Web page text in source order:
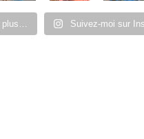
plus… Suivez-moi sur